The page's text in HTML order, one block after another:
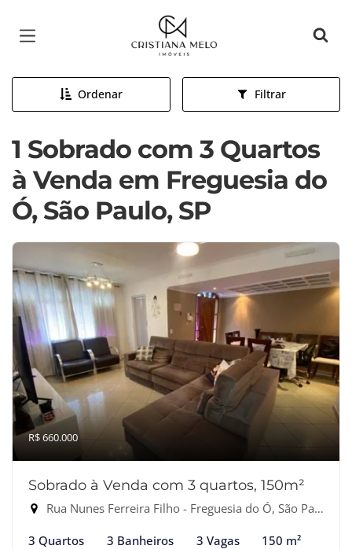
Página inicial
Ordenar Filtrar
1 Sobrado com 3 Quartos
à Venda em Freguesia do
Ó, São Paulo, SP
R$ 660.000
Sobrado à Venda com 3 quartos, 150m²
Rua Nunes Ferreira Filho - Freguesia do Ó, São Paulo-SP
3 Quartos 3 Banheiros 3 Vagas 150 m²